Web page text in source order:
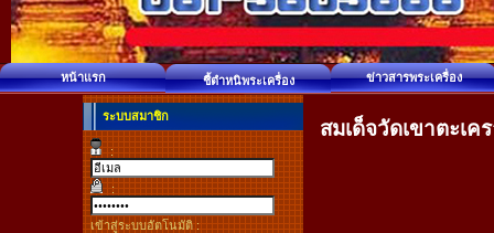
หน้าแรก ชี้ตำหนิพระเครื่อง ข่าวสารพระเครื่อง
ระบบสมาชิก
:
:
เข้าสู่ระบบอัตโนมัติ :
สมเด็จวัดเขาตะเค